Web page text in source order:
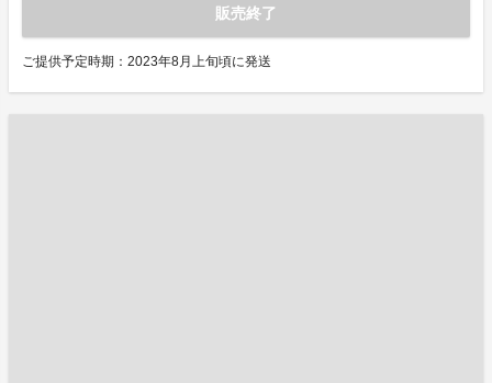
販売終了
ご提供予定時期：2023年8月上旬頃に発送